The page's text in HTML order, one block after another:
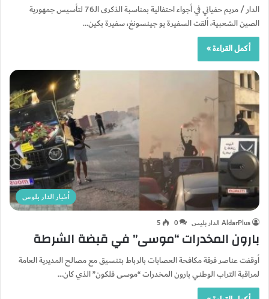
الدار / مريم حفياني في أجواء احتفالية بمناسبة الذكرى الـ76 لتأسيس جمهورية
الصين الشعبية، ألقت السفيرة يو جينسونغ، سفيرة بكين…
أكمل القراءة »
أخبار الدار بلوس
AldarPlus الدار بليس 0
5
بارون المخدرات “موسى” في قبضة الشرطة
أوقفت عناصر فرقة مكافحة العصابات بالرباط بتنسيق مع مصالح المديرية العامة
لمراقبة التراب الوطني بارون المخدرات “موسى فلكون” الذي كان…